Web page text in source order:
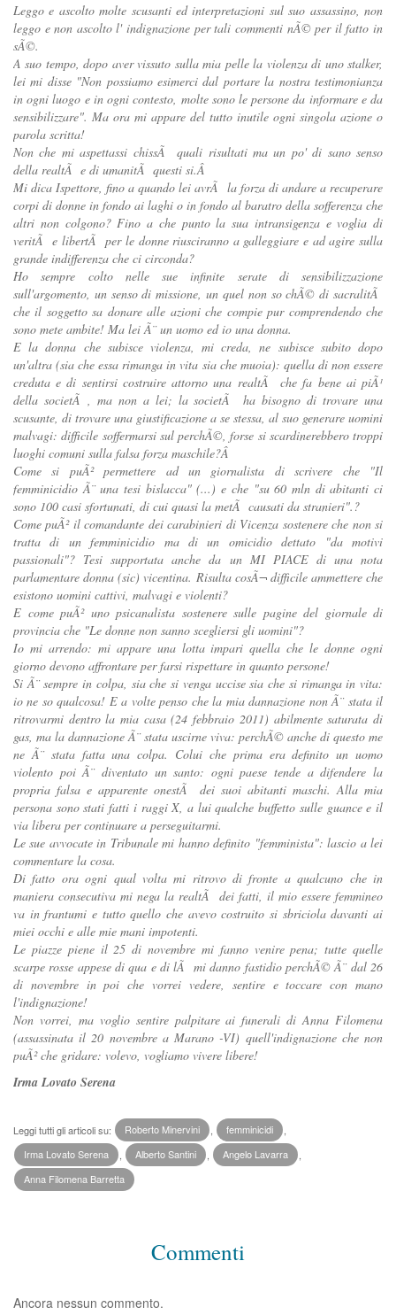
Leggo e ascolto molte scusanti ed interpretazioni sul suo assassino, non
leggo e non ascolto l' indignazione per tali commenti nÃ© per il fatto in
sÃ©.
A suo tempo, dopo aver vissuto sulla mia pelle la violenza di uno stalker,
lei mi disse "Non possiamo esimerci dal portare la nostra testimonianza
in ogni luogo e in ogni contesto, molte sono le persone da informare e da
sensibilizzare". Ma ora mi appare del tutto inutile ogni singola azione o
parola scritta!
Non che mi aspettassi chissÃ quali risultati ma un po' di sano senso
della realtÃ e di umanitÃ questi si.Â
Mi dica Ispettore, fino a quando lei avrÃ la forza di andare a recuperare
corpi di donne in fondo ai laghi o in fondo al baratro della sofferenza che
altri non colgono? Fino a che punto la sua intransigenza e voglia di
veritÃ e libertÃ per le donne riusciranno a galleggiare e ad agire sulla
grande indifferenza che ci circonda?
Ho sempre colto nelle sue infinite serate di sensibilizzazione
sull'argomento, un senso di missione, un quel non so chÃ© di sacralitÃ
che il soggetto sa donare alle azioni che compie pur comprendendo che
sono mete ambite! Ma lei Ã¨ un uomo ed io una donna.
E la donna che subisce violenza, mi creda, ne subisce subito dopo
un'altra (sia che essa rimanga in vita sia che muoia): quella di non essere
creduta e di sentirsi costruire attorno una realtÃ che fa bene ai piÃ¹
della societÃ , ma non a lei; la societÃ ha bisogno di trovare una
scusante, di trovare una giustificazione a se stessa, al suo generare uomini
malvagi: difficile soffermarsi sul perchÃ©, forse si scardinerebbero troppi
luoghi comuni sulla falsa forza maschile?Â
Come si puÃ² permettere ad un giornalista di scrivere che "Il
femminicidio Ã¨ una tesi bislacca" (...) e che "su 60 mln di abitanti ci
sono 100 casi sfortunati, di cui quasi la metÃ causati da stranieri".?
Come puÃ² il comandante dei carabinieri di Vicenza sostenere che non si
tratta di un femminicidio ma di un omicidio dettato "da motivi
passionali"? Tesi supportata anche da un MI PIACE di una nota
parlamentare donna (sic) vicentina. Risulta cosÃ¬ difficile ammettere che
esistono uomini cattivi, malvagi e violenti?
E come puÃ² uno psicanalista sostenere sulle pagine del giornale di
provincia che "Le donne non sanno scegliersi gli uomini"?
Io mi arrendo: mi appare una lotta impari quella che le donne ogni
giorno devono affrontare per farsi rispettare in quanto persone!
Si Ã¨ sempre in colpa, sia che si venga uccise sia che si rimanga in vita:
io ne so qualcosa! E a volte penso che la mia dannazione non Ã¨ stata il
ritrovarmi dentro la mia casa (24 febbraio 2011) abilmente saturata di
gas, ma la dannazione Ã¨ stata uscirne viva: perchÃ© anche di questo me
ne Ã¨ stata fatta una colpa. Colui che prima era definito un uomo
violento poi Ã¨ diventato un santo: ogni paese tende a difendere la
propria falsa e apparente onestÃ dei suoi abitanti maschi. Alla mia
persona sono stati fatti i raggi X, a lui qualche buffetto sulle guance e il
via libera per continuare a perseguitarmi.
Le sue avvocate in Tribunale mi hanno definito "femminista": lascio a lei
commentare la cosa.
Di fatto ora ogni qual volta mi ritrovo di fronte a qualcuno che in
maniera consecutiva mi nega la realtÃ dei fatti, il mio essere femmineo
va in frantumi e tutto quello che avevo costruito si sbriciola davanti ai
miei occhi e alle mie mani impotenti.
Le piazze piene il 25 di novembre mi fanno venire pena; tutte quelle
scarpe rosse appese di qua e di lÃ mi danno fastidio perchÃ© Ã¨ dal 26
di novembre in poi che vorrei vedere, sentire e toccare con mano
l'indignazione!
Non vorrei, ma voglio sentire palpitare ai funerali di Anna Filomena
(assassinata il 20 novembre a Marano -VI) quell'indignazione che non
puÃ² che gridare: volevo, vogliamo vivere libere!
Irma Lovato Serena
Leggi tutti gli articoli su: Roberto Minervini femminicidi
Irma Lovato Serena
Alberto Santini Angelo Lavarra
Anna Filomena Barretta
Commenti
Ancora nessun commento.